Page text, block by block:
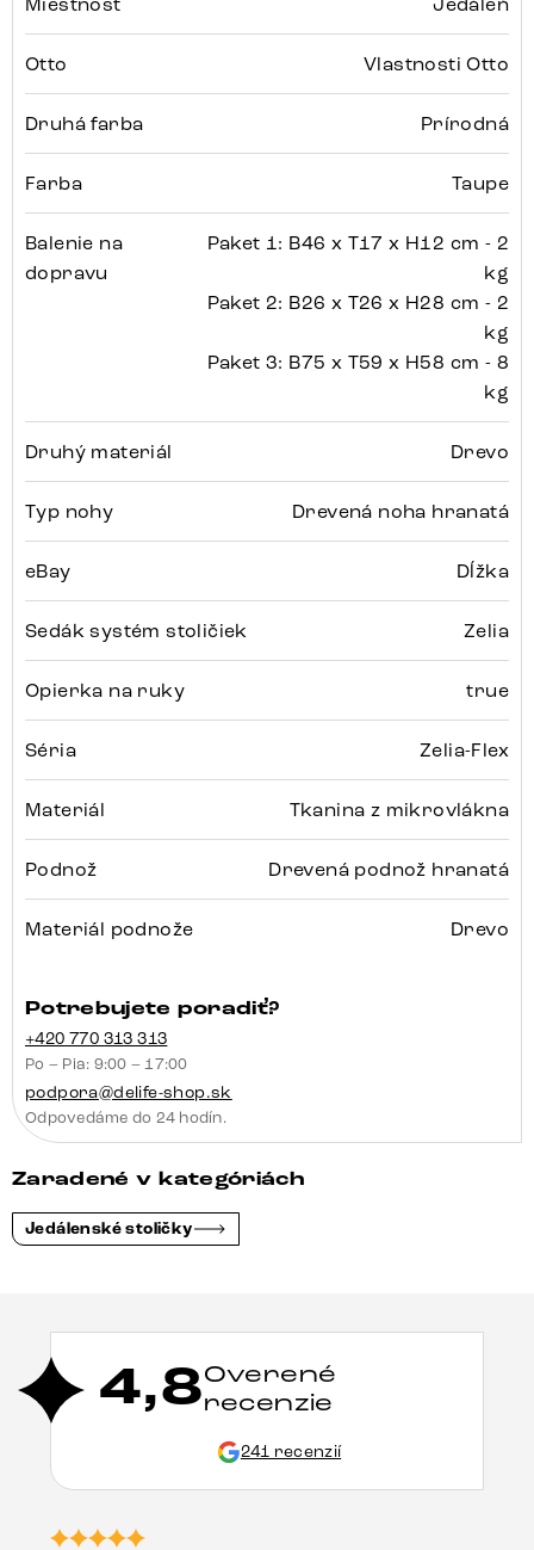
Otto Vlastnosti Otto
Druhá farba Prírodná
Farba Taupe
Balenie na
dopravu
Paket 1: B46 x T17 x H12 cm - 2
kg
Paket 2: B26 x T26 x H28 cm - 2
kg
Paket 3: B75 x T59 x H58 cm - 8
kg
Druhý materiál Drevo
Typ nohy Drevená noha hranatá
eBay Dĺžka
Sedák systém stoličiek Zelia
Opierka na ruky true
Séria Zelia-Flex
Materiál Tkanina z mikrovlákna
Podnož Drevená podnož hranatá
Materiál podnože Drevo
Potrebujete poradiť?
+420 770 313 313
Po – Pia: 9:00 – 17:00
podpora@delife-shop.sk
Odpovedáme do 24 hodín.
Zaradené v kategóriách
Jedálenské stoličky
4,8Overené
recenzie
241 recenzií